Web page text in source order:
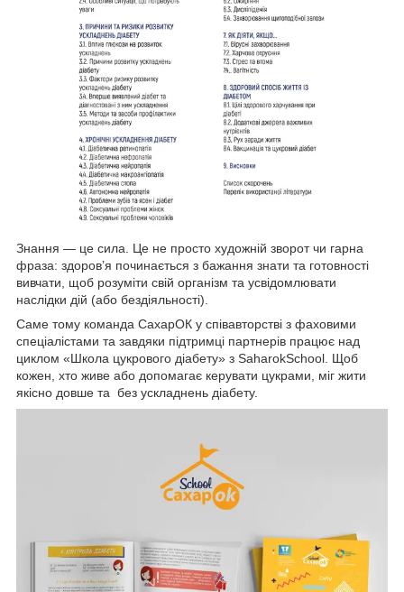
Знання — це сила. Це не просто художній зворот чи гарна
фраза: здоров’я починається з бажання знати та готовності
вивчати, щоб розуміти свій організм та усвідомлювати
наслідки дій (або бездіяльності).
Саме тому команда СахарОК у співавторстві з фаховими
спеціалістами та завдяки підтримці партнерів працює над
циклом «Школа цукрового діабету» з SaharokSchool. Щоб
кожен, хто живе або допомагає керувати цукрами, міг жити
якісно довше та без ускладнень діабету.